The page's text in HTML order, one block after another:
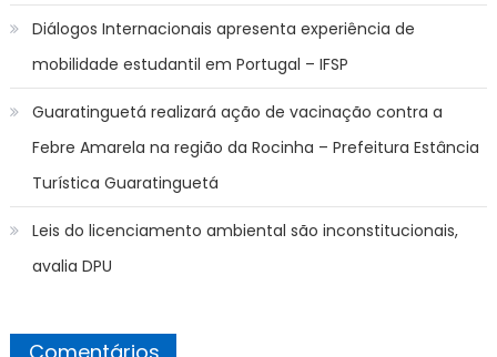
Diálogos Internacionais apresenta experiência de
mobilidade estudantil em Portugal – IFSP
Guaratinguetá realizará ação de vacinação contra a
Febre Amarela na região da Rocinha – Prefeitura Estância
Turística Guaratinguetá
Leis do licenciamento ambiental são inconstitucionais,
avalia DPU